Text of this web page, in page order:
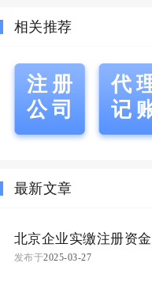
相关推荐
注册
公司
代
记
最新文章
北京企业实缴注册资
发布于2025-03-27